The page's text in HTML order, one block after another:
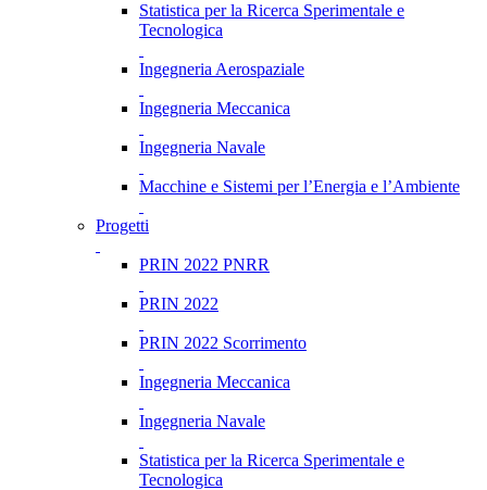
Statistica per la Ricerca Sperimentale e
Tecnologica
Ingegneria Aerospaziale
Ingegneria Meccanica
Ingegneria Navale
Macchine e Sistemi per l’Energia e l’Ambiente
Progetti
PRIN 2022 PNRR
PRIN 2022
PRIN 2022 Scorrimento
Ingegneria Meccanica
Ingegneria Navale
Statistica per la Ricerca Sperimentale e
Tecnologica